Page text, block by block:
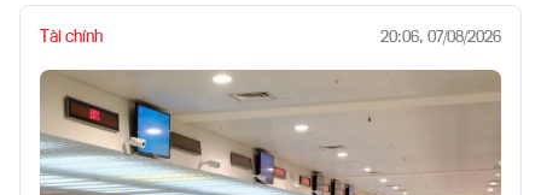
Tài chính 20:06, 07/08/2026